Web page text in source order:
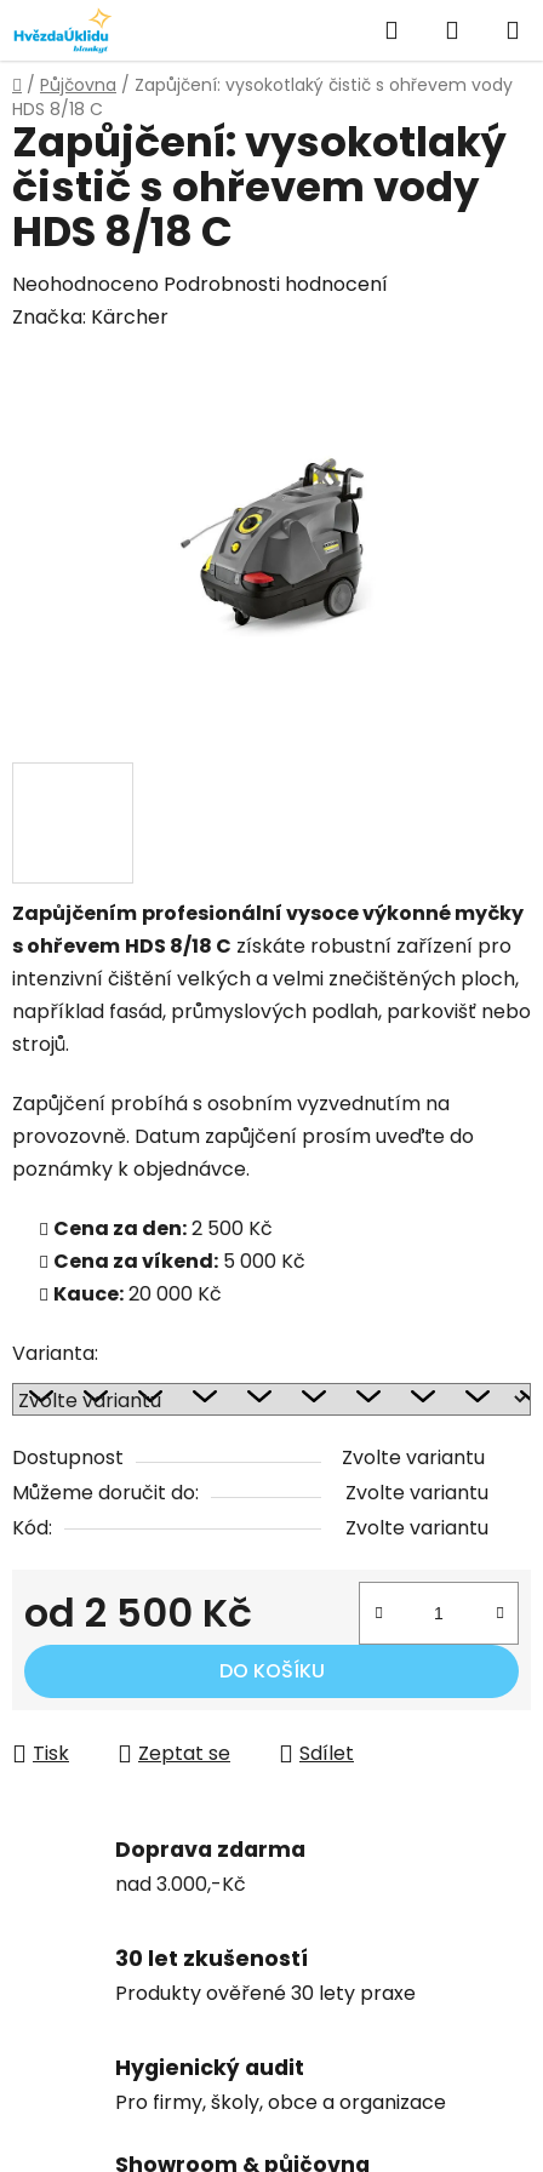
na
obsah
Hledat
KOŠÍK
Domů
/ Půjčovna / Zapůjčení: vysokotlaký čistič s ohřevem vody
HDS 8/18 C
Zapůjčením profesionální vysoce výkonné myčky
s ohřevem HDS 8/18 C získáte robustní zařízení pro
intenzivní čištění velkých a velmi znečištěných ploch,
například fasád, průmyslových podlah, parkovišť nebo
strojů.
Zapůjčení probíhá s osobním vyzvednutím na
provozovně. Datum zapůjčení prosím uveďte do
poznámky k objednávce.
Cena za den:2 500 Kč
Cena za víkend: 5 000 Kč
Kauce:20 000 Kč
Varianta:
Dostupnost
Zvolte variantu
Můžeme doručit do:
Zvolte variantu
Kód:
Zvolte variantu
od 2 500 Kč
Měrná cena:
DO KOŠÍKU
Tisk Zeptat se Sdílet
Zapůjčení: vysokotlaký
čistič s ohřevem vody
HDS 8/18 C
Průměrné
hodnocení
Neohodnoceno Podrobnosti hodnocení
Značka: Kärcher
Doprava zdarma
nad 3.000,-Kč
30 let zkušeností
Produkty ověřené 30 lety praxe
Hygienický audit
Pro firmy, školy, obce a organizace
Showroom & půjčovna